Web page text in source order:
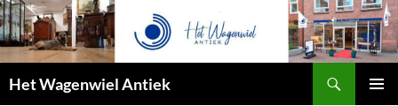
Het Wagenwiel Antiek